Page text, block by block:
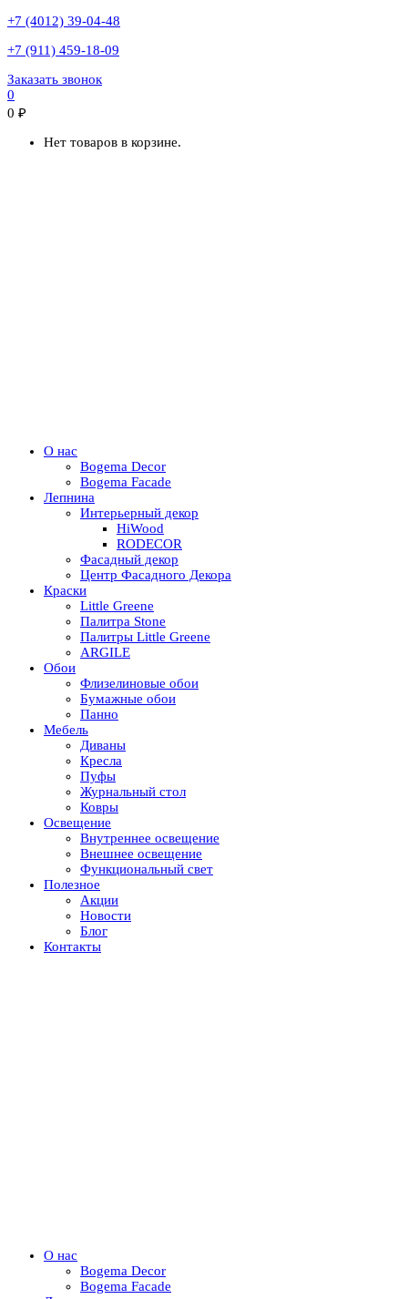
+7 (4012) 39-04-48
+7 (911) 459-18-09
Заказать звонок
0
0 ₽
Нет товаров в корзине.
О нас
Bogema Decor
Bogema Facade
Лепнина
Интерьерный декор
HiWood
RODECOR
Фасадный декор
Центр Фасадного Декора
Краски
Little Greene
Палитра Stone
Палитры Little Greene
ARGILE
Обои
Флизелиновые обои
Бумажные обои
Панно
Мебель
Диваны
Кресла
Пуфы
Журнальный стол
Ковры
Освещение
Внутреннее освещение
Внешнее освещение
Функциональный свет
Полезное
Акции
Новости
Блог
Контакты
О нас
Bogema Decor
Bogema Facade